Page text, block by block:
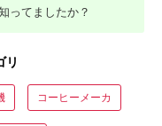
ってましたか？
リ
コーヒーメーカ